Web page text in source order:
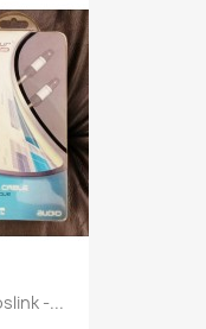
-...